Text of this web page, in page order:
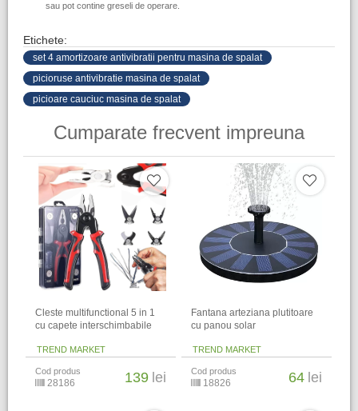
sau pot contine greseli de operare.
Etichete:
set 4 amortizoare antivibratii pentru masina de spalat
picioruse antivibratie masina de spalat
picioare cauciuc masina de spalat
Cumparate frecvent impreuna
Cleste multifunctional 5 in 1
cu capete interschimbabile
TREND MARKET
Cod produs
28186 139 lei
Fantana arteziana plutitoare
cu panou solar
TREND MARKET
Cod produs
18826 64 lei